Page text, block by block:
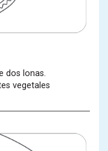
dos lonas.
vegetales